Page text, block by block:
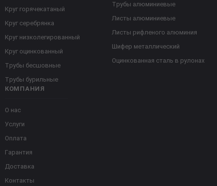
КОМПАНИЯ
О нас
Услуги
Оплата
Гарантия
Доставка
Контакты
Круг горячекатаный
Круг серебрянка
Круг низколегированный
Круг оцинкованный
Трубы бесшовные
Трубы бурильные
Трубы алюминиевые
Листы алюминиевые
Листы рифленого алюминия
Шифер металлический
Оцинкованная сталь в рулонах